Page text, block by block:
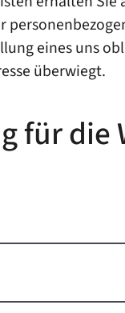
eines uns
überwiegt.
für die